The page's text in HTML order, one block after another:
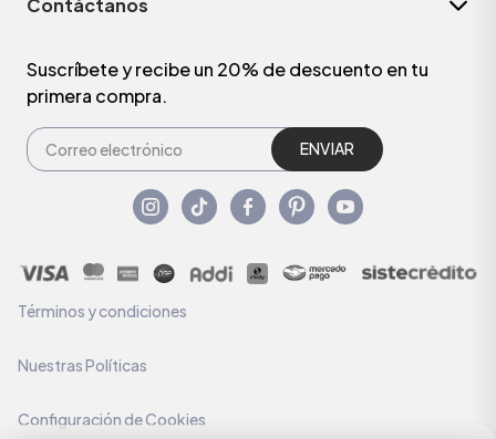
Suscríbete y recibe un 20% de descuento en tu
primera compra.
ENVIAR
Términos y condiciones
Nuestras Políticas
Configuración de Cookies